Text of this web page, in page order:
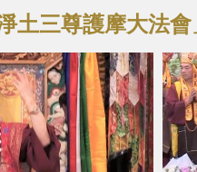
土三尊護摩大法會